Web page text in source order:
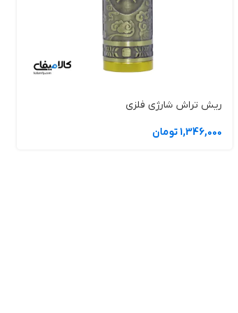
ریش تراش شارژی فلزی
1,346,000 تومان